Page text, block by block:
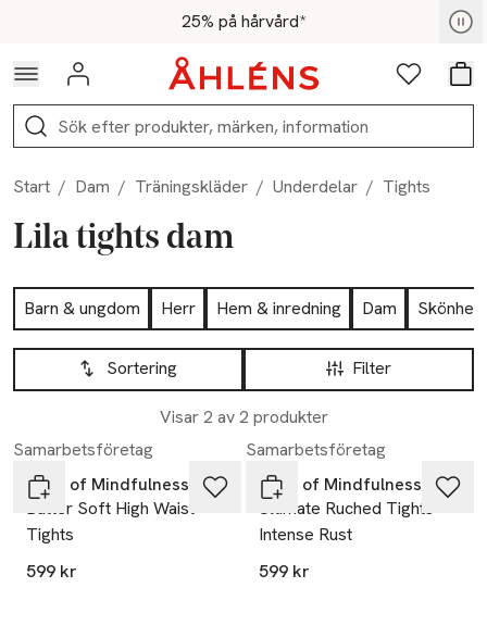
Hoppa till navigationsmenyn25% på hårvård*
För medlemmar - Shoppa nu
Logga in Favoriter
Sök
Start / Dam / Träningskläder / Underdelar / Tights
Lila tights dam
Hoppa till produktsidan
Barn & ungdom Herr Hem & inredning Dam
Skönhet
Hoppa till produktsidan
Filter
Sortering
Visar 2 av 2 produkter
Lista över produkter
Samarbetsföretag
Drop of Mindfulness
Butter Soft High Waist
Tights
599 kr
Samarbetsföretag
Drop of Mindfulness
Ultimate Ruched Tights
Intense Rust
599 kr